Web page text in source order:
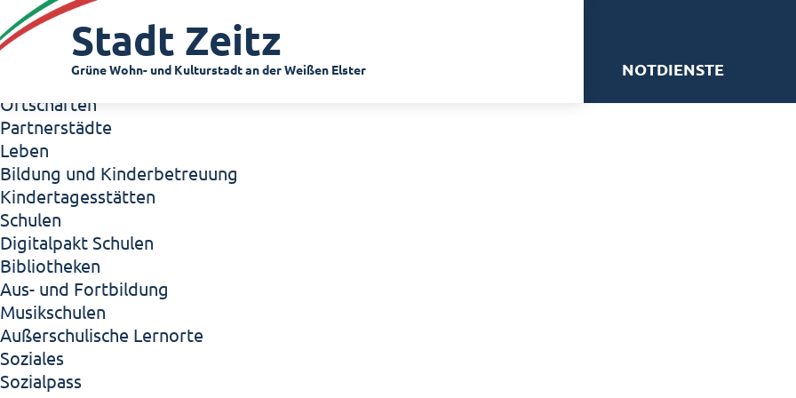
Zeitz - Die Kleinstadt
Willkommen in Zeitz!
Interview mit Oberbürgermeister Christian Thieme
Zeitz - Stadt der Zukunft
Ortschaften
Partnerstädte
Leben
Bildung und Kinderbetreuung
Kindertagesstätten
Schulen
Digitalpakt Schulen
Bibliotheken
Aus- und Fortbildung
Musikschulen
Außerschulische Lernorte
Soziales
Sozialpass
Stadt Zeitz
Grüne Wohn- und Kulturstadt an der Weißen Elster NOTDIENSTE